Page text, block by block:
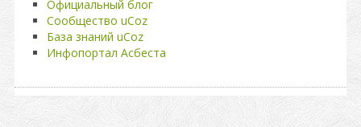
Официальный блог
Сообщество uCoz
База знаний uCoz
Инфопортал Асбеста